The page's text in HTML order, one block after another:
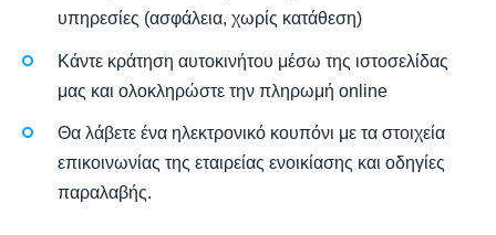
υπηρεσίες (ασφάλεια, χωρίς κατάθεση)
Κάντε κράτηση αυτοκινήτου μέσω της ιστοσελίδας
μας και ολοκληρώστε την πληρωμή online
Θα λάβετε ένα ηλεκτρονικό κουπόνι με τα στοιχεία
επικοινωνίας της εταιρείας ενοικίασης και οδηγίες
παραλαβής.